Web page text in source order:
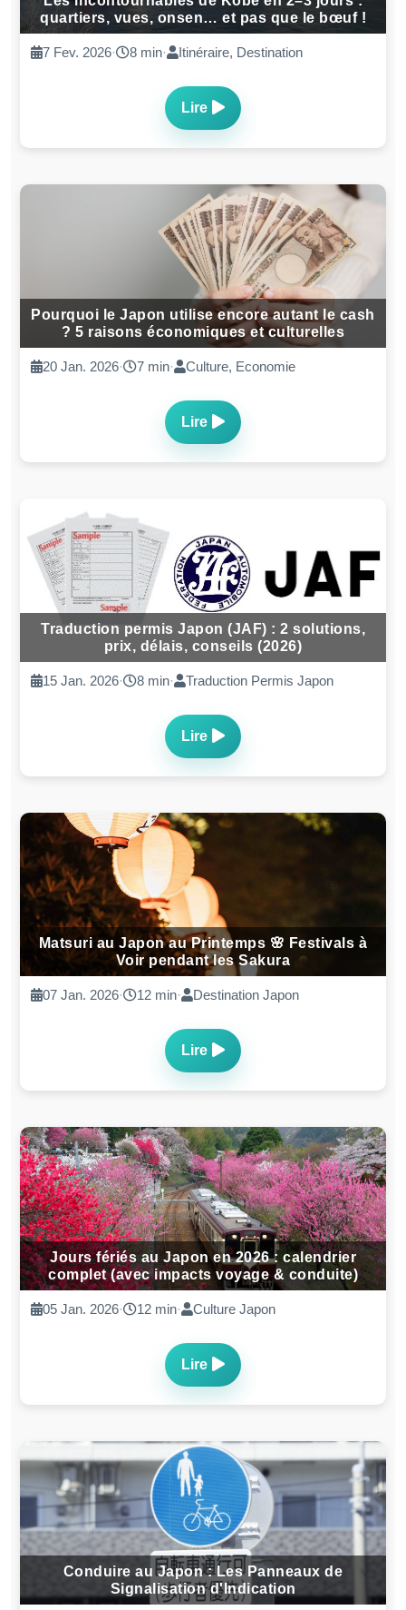
quartiers, vues, onsen… et pas que le bœuf !
7 Fev. 2026· 8 min· Itinéraire, Destination
Lire
Pourquoi le Japon utilise encore autant le cash
? 5 raisons économiques et culturelles
20 Jan. 2026· 7 min· Culture, Economie
Lire
Traduction permis Japon (JAF) : 2 solutions,
prix, délais, conseils (2026)
15 Jan. 2026· 8 min· Traduction Permis Japon
Lire
Matsuri au Japon au Printemps 🌸 Festivals à
Voir pendant les Sakura
07 Jan. 2026· 12 min· Destination Japon
Lire
Jours fériés au Japon en 2026 : calendrier
complet (avec impacts voyage & conduite)
05 Jan. 2026· 12 min· Culture Japon
Lire
Conduire au Japon : Les Panneaux de
Signalisation d'Indication